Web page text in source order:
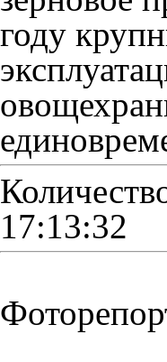
году
17:13:32